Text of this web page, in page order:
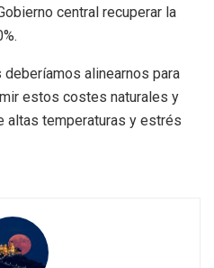
central recuperar la
alinearnos para
estos costes naturales y
altas temperaturas y estrés